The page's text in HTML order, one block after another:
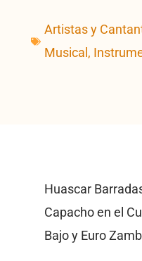
Artistas y
Musical ,
Huascar
Capacho en el
Bajo y Euro